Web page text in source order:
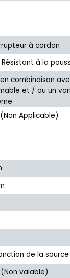
à cordon
Résistant à la
combinaison
et / ou un
Applicable)
de la
(Non valable)